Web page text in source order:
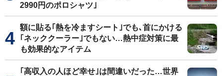
2990円のポロシャツ｣
額に貼る｢熱を冷ますシート｣でも､首にかける
｢ネッククーラー｣でもない…熱中症対策に最
も効果的なアイテム
｢高収入の人ほど幸せ｣は間違いだった…世界